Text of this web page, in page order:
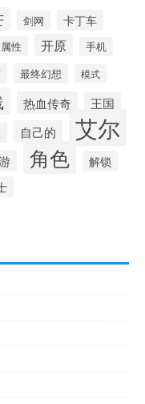
剑网 卡丁车
属性 开原 手机
最终幻想 模式
热血传奇 王国
自己的 艾尔
角色 解锁